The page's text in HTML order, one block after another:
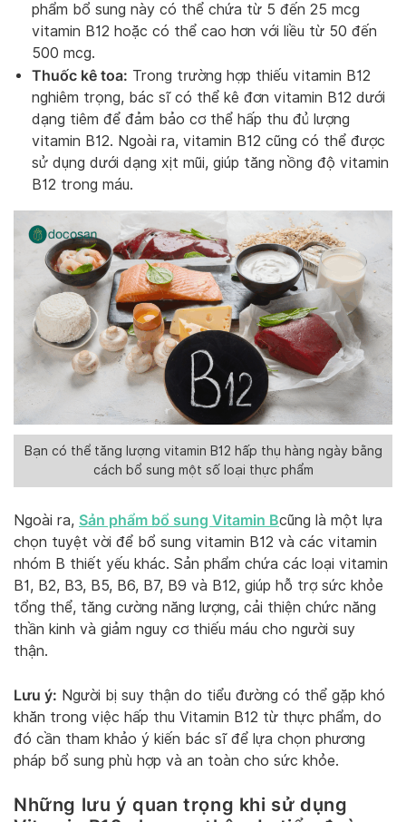
phẩm bổ sung này có thể chứa từ 5 đến 25 mcg
vitamin B12 hoặc có thể cao hơn với liều từ 50 đến
500 mcg.
Thuốc kê toa: Trong trường hợp thiếu vitamin B12
nghiêm trọng, bác sĩ có thể kê đơn vitamin B12 dưới
dạng tiêm để đảm bảo cơ thể hấp thu đủ lượng
vitamin B12. Ngoài ra, vitamin B12 cũng có thể được
sử dụng dưới dạng xịt mũi, giúp tăng nồng độ vitamin
B12 trong máu.
Bạn có thể tăng lượng vitamin B12 hấp thụ hàng ngày bằng
cách bổ sung một số loại thực phẩm
Ngoài ra, Sản phẩm bổ sung Vitamin Bcũng là một lựa
chọn tuyệt vời để bổ sung vitamin B12 và các vitamin
nhóm B thiết yếu khác. Sản phẩm chứa các loại vitamin
B1, B2, B3, B5, B6, B7, B9 và B12, giúp hỗ trợ sức khỏe
tổng thể, tăng cường năng lượng, cải thiện chức năng
thần kinh và giảm nguy cơ thiếu máu cho người suy
thận.
Lưu ý: Người bị suy thận do tiểu đường có thể gặp khó
khăn trong việc hấp thu Vitamin B12 từ thực phẩm, do
đó cần tham khảo ý kiến bác sĩ để lựa chọn phương
pháp bổ sung phù hợp và an toàn cho sức khỏe.
Những lưu ý quan trọng khi sử dụng